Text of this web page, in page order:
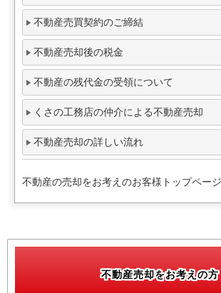
不動産売買契約のご締結
不動産売却後の税金
不動産の残代金の受領について
くさの工務店の仲介による不動産売却
不動産売却の詳しい流れ
不動産の売却をお考えのお客様トップペー
不動産売却をお考えの方